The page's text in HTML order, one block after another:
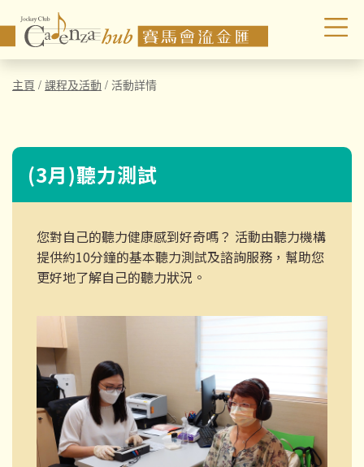
主頁 / 課程及活動 / 活動詳情
(3月)聽力測試
您對自己的聽力健康感到好奇嗎？ 活動由聽力機構
提供約10分鐘的基本聽力測試及諮詢服務，幫助您
更好地了解自己的聽力狀況。